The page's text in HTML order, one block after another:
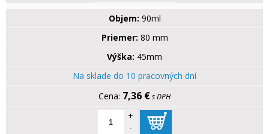
Objem: 90ml
Priemer: 80 mm
Výška: 45mm
Na sklade do 10 pracovných dní
7,36 €s DPH
+
-